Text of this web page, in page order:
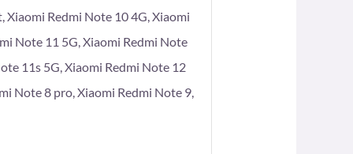
Xiaomi Redmi Note 10 4G, Xiaomi
Note 11 5G, Xiaomi Redmi Note
11s 5G, Xiaomi Redmi Note 12
Note 8 pro, Xiaomi Redmi Note 9,